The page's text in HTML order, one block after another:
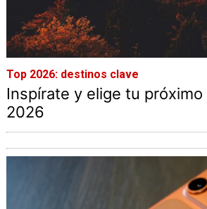
Top 2026: destinos clave
Inspírate y elige tu
2026